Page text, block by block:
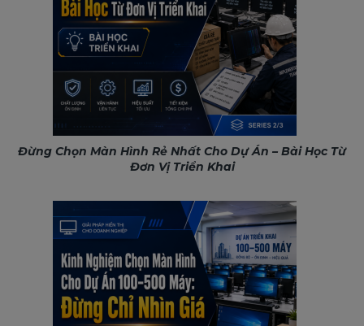
Đừng Chọn Màn Hình Rẻ Nhất Cho Dự Án – Bài Học Từ
Đơn Vị Triển Khai